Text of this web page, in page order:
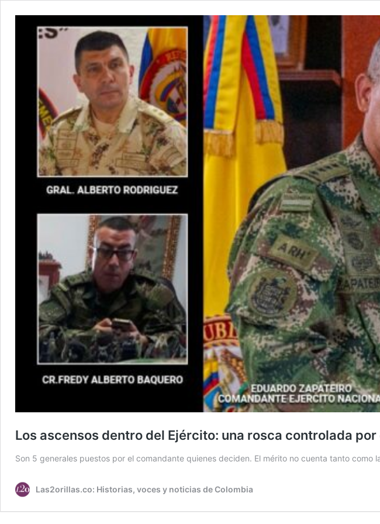
Los ascensos dentro del Ejército: una rosca controlada
Son 5 generales puestos por el comandante quienes deciden. El mérito no cuenta tanto
Las2orillas.co: Historias, voces y noticias de Colombia